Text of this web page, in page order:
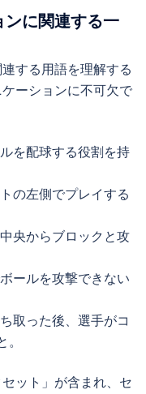
ンに関連する一
する用語を理解する
ーションに不可欠で
を配球する役割を持
の左側でプレイする
央からブロックと攻
ールを攻撃できない
取った後、選手がコ
ット」が含まれ、セ